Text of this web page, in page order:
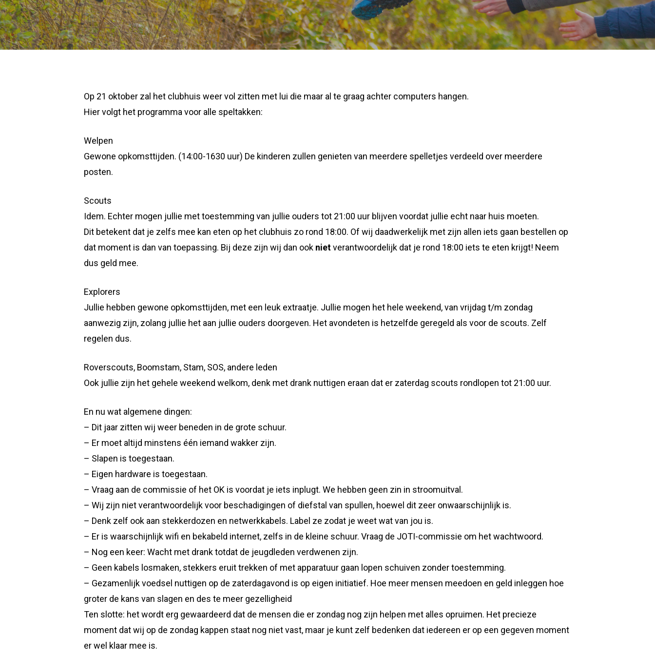
Op 21 oktober zal het clubhuis weer vol zitten met lui die maar al te graag achter computers hangen.
Hier volgt het programma voor alle speltakken:
Welpen
Gewone opkomsttijden. (14:00-1630 uur) De kinderen zullen genieten van meerdere spelletjes verdeeld over meerdere
posten.
Scouts
Idem. Echter mogen jullie met toestemming van jullie ouders tot 21:00 uur blijven voordat jullie echt naar huis moeten.
Dit betekent dat je zelfs mee kan eten op het clubhuis zo rond 18:00. Of wij daadwerkelijk met zijn allen iets gaan bestellen op
dat moment is dan van toepassing. Bij deze zijn wij dan ook nietverantwoordelijk dat je rond 18:00 iets te eten krijgt! Neem
dus geld mee.
Explorers
Jullie hebben gewone opkomsttijden, met een leuk extraatje. Jullie mogen het hele weekend, van vrijdag t/m zondag
aanwezig zijn, zolang jullie het aan jullie ouders doorgeven. Het avondeten is hetzelfde geregeld als voor de scouts. Zelf
regelen dus.
Roverscouts, Boomstam, Stam, SOS, andere leden
Ook jullie zijn het gehele weekend welkom, denk met drank nuttigen eraan dat er zaterdag scouts rondlopen tot 21:00 uur.
En nu wat algemene dingen:
– Dit jaar zitten wij weer beneden in de grote schuur.
– Er moet altijd minstens één iemand wakker zijn.
– Slapen is toegestaan.
– Eigen hardware is toegestaan.
– Vraag aan de commissie of het OK is voordat je iets inplugt. We hebben geen zin in stroomuitval.
– Wij zijn niet verantwoordelijk voor beschadigingen of diefstal van spullen, hoewel dit zeer onwaarschijnlijk is.
– Denk zelf ook aan stekkerdozen en netwerkkabels. Label ze zodat je weet wat van jou is.
– Er is waarschijnlijk wifi en bekabeld internet, zelfs in de kleine schuur. Vraag de JOTI-commissie om het wachtwoord.
– Nog een keer: Wacht met drank totdat de jeugdleden verdwenen zijn.
– Geen kabels losmaken, stekkers eruit trekken of met apparatuur gaan lopen schuiven zonder toestemming.
– Gezamenlijk voedsel nuttigen op de zaterdagavond is op eigen initiatief. Hoe meer mensen meedoen en geld inleggen hoe
groter de kans van slagen en des te meer gezelligheid
Ten slotte: het wordt erg gewaardeerd dat de mensen die er zondag nog zijn helpen met alles opruimen. Het precieze
moment dat wij op de zondag kappen staat nog niet vast, maar je kunt zelf bedenken dat iedereen er op een gegeven moment
er wel klaar mee is.